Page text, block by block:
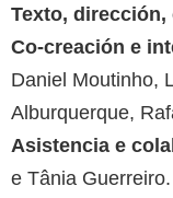
Texto, dirección,
Co-creación e
Daniel Moutinho,
Alburquerque,
Asistencia e
e Tânia Guerreiro.